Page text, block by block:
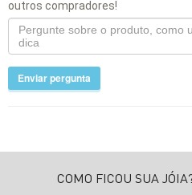
outros compradores!
Enviar pergunta
COMO FICOU SUA